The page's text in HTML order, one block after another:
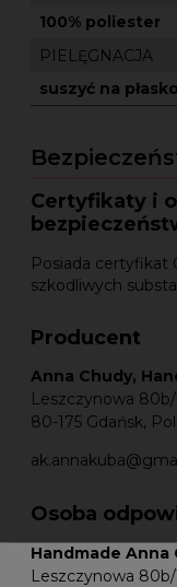
100% poliester
PIELĘGNACJA
suszyć na płasko
Certyfikaty i
Posiada certyfikat
szkodliwych
Producent
Anna Chudy,
Leszczynowa 80b/
80-175 Gdańsk,
Osoba
Handmade Anna
Leszczynowa 80b/